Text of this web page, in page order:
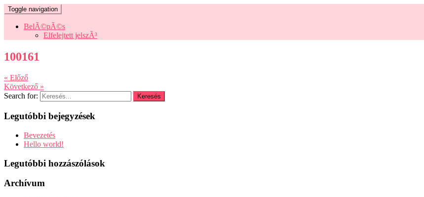
Toggle navigation
BelÃ©pÃ©s
Elfelejtett jelszÃ³
100161
« Előző
Következő »
Search for:
Legutóbbi bejegyzések
Bevezetés
Hello world!
Legutóbbi hozzászólások
Archívum